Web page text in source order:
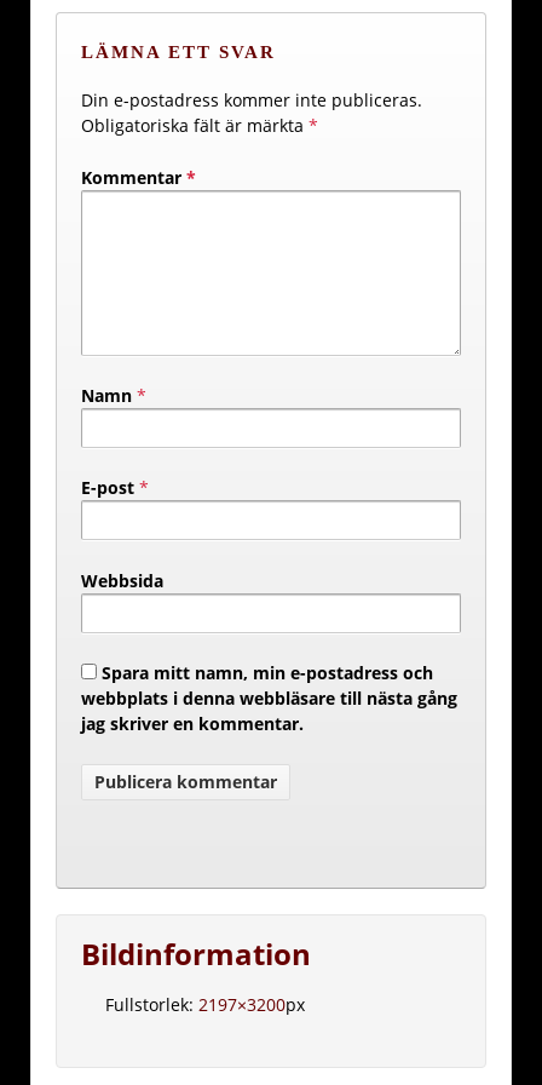
LÄMNA ETT SVAR
Din e-postadress kommer inte publiceras.
Obligatoriska fält är märkta *
Kommentar *
Namn *
E-post *
Webbsida
Spara mitt namn, min e-postadress och
webbplats i denna webbläsare till nästa gång
jag skriver en kommentar.
Bildinformation
Fullstorlek: 2197×3200px